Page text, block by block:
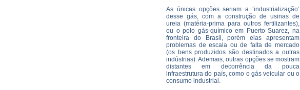
As únicas opções seriam a ‘industrialização’
desse gás, com a construção de usinas de
ureia (matéria-prima para outros fertilizantes),
ou o polo gás-químico em Puerto Suarez, na
fronteira do Brasil, porém elas apresentam
problemas de escala ou de falta de mercado
(os bens produzidos são destinados a outras
indústrias). Ademais, outras opções se mostram
distantes em decorrência da pouca
infraestrutura do país, como o gás veicular ou o
consumo industrial.